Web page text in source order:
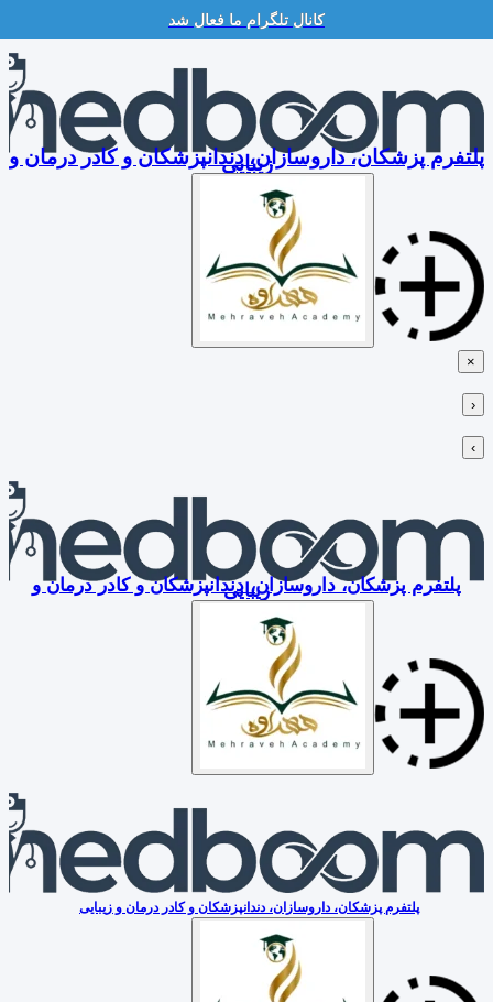
کانال تلگرام ما فعال شد
Skip
content
پلتفرم پزشکان، داروسازان، دندانپزشکان و کادر درمان و
زیبایی
×
‹
›
پلتفرم پزشکان، داروسازان، دندانپزشکان و کادر درمان و
زیبایی
پلتفرم پزشکان، داروسازان، دندانپزشکان و کادر درمان و زیبایی